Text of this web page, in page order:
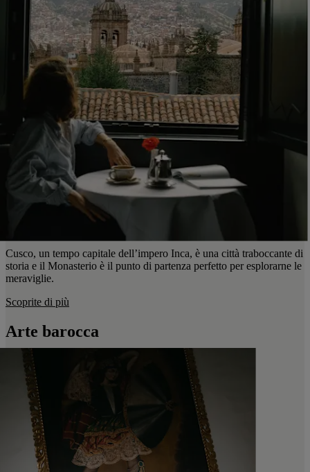
Cusco, un tempo capitale dell’impero Inca, è una città traboccante di
storia e il Monasterio è il punto di partenza perfetto per esplorarne le
meraviglie.
Scoprite di più
Arte barocca